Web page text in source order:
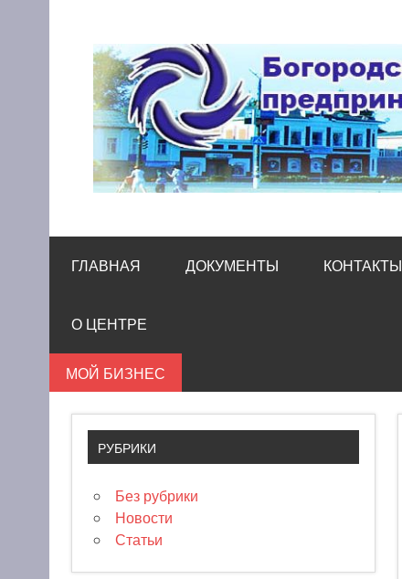
ГЛАВНАЯ ДОКУМЕНТЫ КОНТАКТЫ
О ЦЕНТРЕ
МОЙ БИЗНЕС
РУБРИКИ
Без рубрики
Новости
Статьи